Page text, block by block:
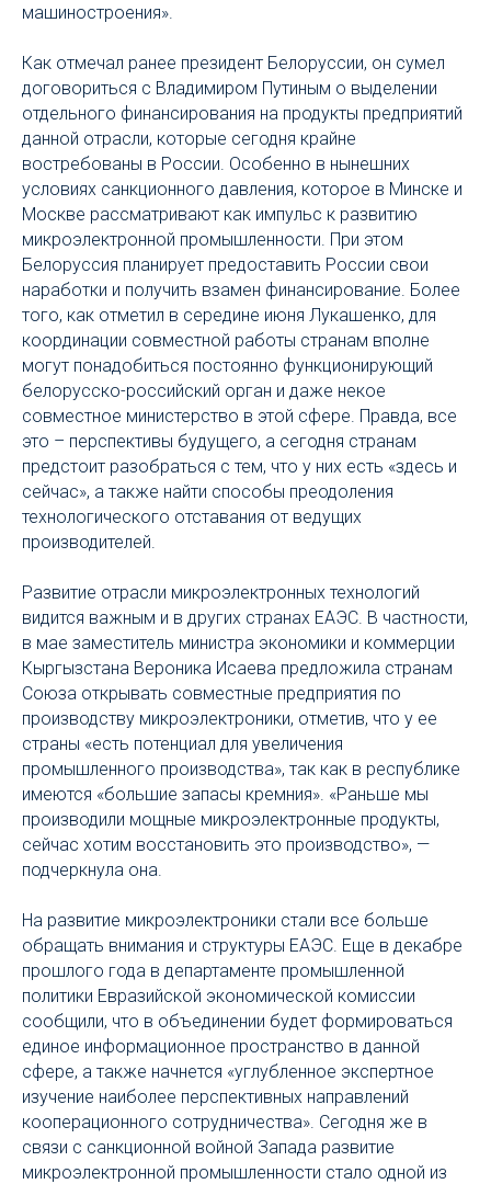
машиностроения».
Как отмечал ранее президент Белоруссии, он сумел
договориться с Владимиром Путиным о выделении
отдельного финансирования на продукты предприятий
данной отрасли, которые сегодня крайне
востребованы в России. Особенно в нынешних
условиях санкционного давления, которое в Минске и
Москве рассматривают как импульс к развитию
микроэлектронной промышленности. При этом
Белоруссия планирует предоставить России свои
наработки и получить взамен финансирование. Более
того, как отметил в середине июня Лукашенко, для
координации совместной работы странам вполне
могут понадобиться постоянно функционирующий
белорусско-российский орган и даже некое
совместное министерство в этой сфере. Правда, все
это – перспективы будущего, а сегодня странам
предстоит разобраться с тем, что у них есть «здесь и
сейчас», а также найти способы преодоления
технологического отставания от ведущих
производителей.
Развитие отрасли микроэлектронных технологий
видится важным и в других странах ЕАЭС. В частности,
в мае заместитель министра экономики и коммерции
Кыргызстана Вероника Исаева предложила странам
Союза открывать совместные предприятия по
производству микроэлектроники, отметив, что у ее
страны «есть потенциал для увеличения
промышленного производства», так как в республике
имеются «большие запасы кремния». «Раньше мы
производили мощные микроэлектронные продукты,
сейчас хотим восстановить это производство», —
подчеркнула она.
На развитие микроэлектроники стали все больше
обращать внимания и структуры ЕАЭС. Еще в декабре
прошлого года в департаменте промышленной
политики Евразийской экономической комиссии
сообщили, что в объединении будет формироваться
единое информационное пространство в данной
сфере, а также начнется «углубленное экспертное
изучение наиболее перспективных направлений
кооперационного сотрудничества». Сегодня же в
связи с санкционной войной Запада развитие
микроэлектронной промышленности стало одной из